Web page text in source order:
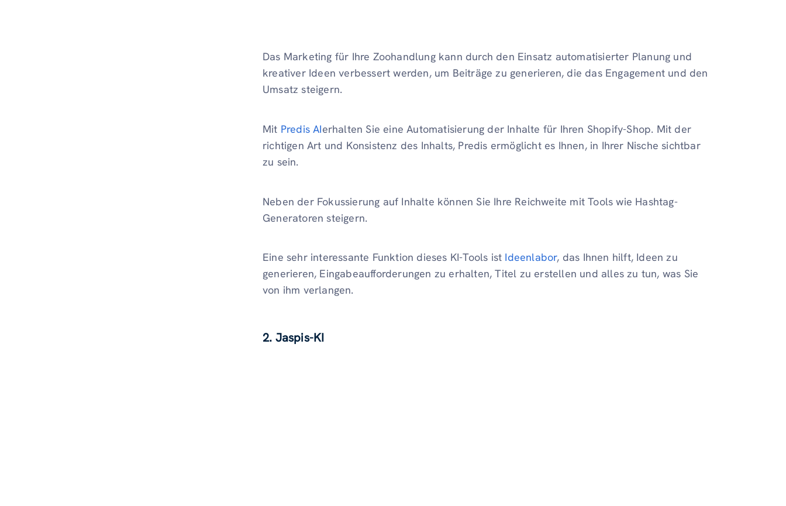
Das Marketing für Ihre Zoohandlung kann durch den Einsatz automatisierter Planung und
kreativer Ideen verbessert werden, um Beiträge zu generieren, die das Engagement und den
Umsatz steigern.
Mit Predis AIerhalten Sie eine Automatisierung der Inhalte für Ihren Shopify-Shop. Mit der
richtigen Art und Konsistenz des Inhalts, Predis ermöglicht es Ihnen, in Ihrer Nische sichtbar
zu sein.
Neben der Fokussierung auf Inhalte können Sie Ihre Reichweite mit Tools wie Hashtag-
Generatoren steigern.
Eine sehr interessante Funktion dieses KI-Tools ist Ideenlabor, das Ihnen hilft, Ideen zu
generieren, Eingabeaufforderungen zu erhalten, Titel zu erstellen und alles zu tun, was Sie
von ihm verlangen.
2. Jaspis-KI